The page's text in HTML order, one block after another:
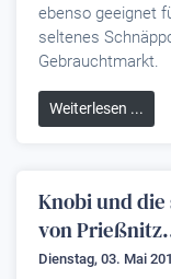
ebenso geeignet
seltenes
Gebrauchtmarkt.
Weiterlesen ...
Knobi und
von
Dienstag, 03. Mai